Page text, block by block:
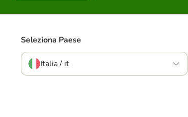
Seleziona Paese
Italia / it